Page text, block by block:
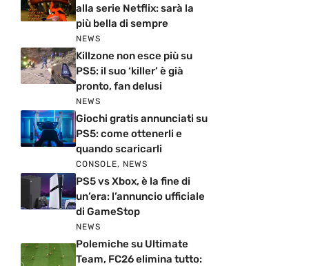
alla serie Netflix: sarà la
più bella di sempre
NEWS
Killzone non esce più su
PS5: il suo ‘killer’ è già
pronto, fan delusi
NEWS
Giochi gratis annunciati su
PS5: come ottenerli e
quando scaricarli
CONSOLE, NEWS
PS5 vs Xbox, è la fine di
un’era: l’annuncio ufficiale
di GameStop
NEWS
Polemiche su Ultimate
Team, FC26 elimina tutto: